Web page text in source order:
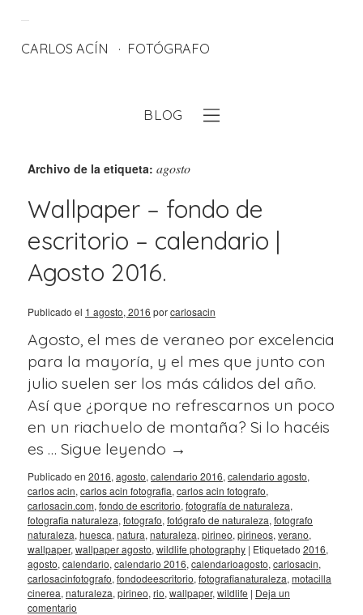
CARLOS ACÍN FOTÓGRAFO
BLOG
Archivo de la etiqueta: agosto
Wallpaper – fondo de
escritorio – calendario |
Agosto 2016.
Publicado el 1 agosto, 2016 porcarlosacin
Agosto, el mes de veraneo por excelencia
para la mayoría, y el mes que junto con
julio suelen ser los más cálidos del año.
Así que ¿porque no refrescarnos un poco
en un riachuelo de montaña? Si lo hacéis
es … Sigue leyendo →
Publicado en 2016, agosto, calendario 2016, calendario agosto,
carlos acin, carlos acin fotografia, carlos acin fotografo,
carlosacin.com, fondo de escritorio, fotografía de naturaleza,
fotografia naturaleza, fotografo, fotógrafo de naturaleza, fotografo
naturaleza, huesca, natura, naturaleza, pirineo, pirineos, verano,
wallpaper, wallpaper agosto, wildlife photography | Etiquetado 2016,
agosto, calendario, calendario 2016, calendarioagosto, carlosacin,
carlosacinfotografo, fondodeescritorio, fotografianaturaleza, motacilla
cinerea, naturaleza, pirineo, rio, wallpaper, wildlife | Deja un
comentario